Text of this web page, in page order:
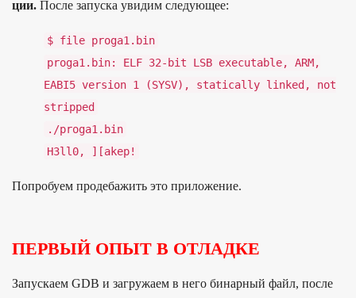
ции. Пос­ле запус­ка уви­дим сле­дующее:
$ file proga1 . bin
proga1 . bin: ELF 32- bit LSB executable, ARM,
EABI5 version 1 (SYSV), statically linked ,
not
stripped
./proga1 . bin
H3ll0, ][akep!
Поп­робу­ем про­деба­жить это при­ложе­ние.
ПЕРВЫЙ ОПЫТ В ОТЛАДКЕ
За­пус­каем GDB и заг­ружа­ем в него бинар­ный файл, пос­ле